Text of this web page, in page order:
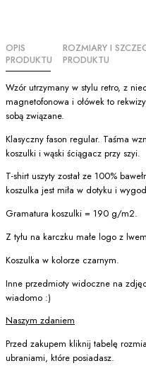
OPIS
PRODUKTU
ROZMIARY I
PRODUKTU
Wzór utrzymany w stylu retro, z
magnetofonowa i ołówek to
sobą związane.
Klasyczny fason regular. Taśma
koszulki i wąski ściągacz przy szyi.
T-shirt uszyty został ze 100%
koszulka jest miła w dotyku i
Gramatura koszulki = 190 g/m2.
Z tyłu na karczku małe logo z
Koszulka w kolorze czarnym.
Inne przedmioty widoczne na
wiadomo :)
Naszym zdaniem
Przed zakupem kliknij tabelę
ubraniami, które posiadasz.